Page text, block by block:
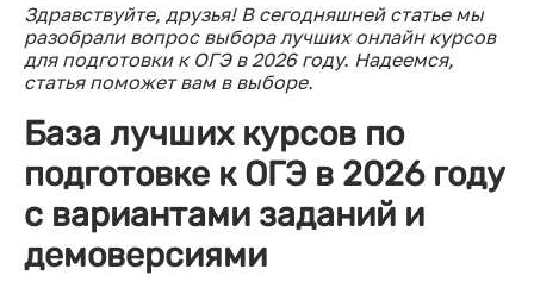
Здравствуйте, друзья! В сегодняшней статье мы
разобрали вопрос выбора лучших онлайн курсов
для подготовки к ОГЭ в 2026 году. Надеемся,
статья поможет вам в выборе.
База лучших курсов по
подготовке к ОГЭ в 2026 году
с вариантами заданий и
демоверсиями